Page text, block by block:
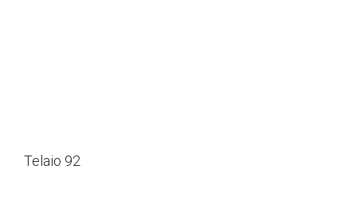
Telaio 92